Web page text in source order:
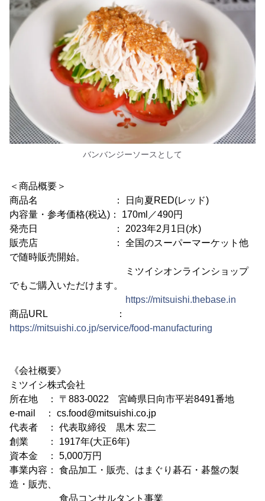
バンバンジーソースとして
＜商品概要＞
商品名 ： 日向夏RED(レッド)
内容量・参考価格(税込)： 170ml／490円
発売日 ： 2023年2月1日(水)
販売店 ： 全国のスーパーマーケット他
で随時販売開始。
ミツイシオンラインショップ
でもご購入いただけます。
https://mitsuishi.thebase.in
商品URL ：
https://mitsuishi.co.jp/service/food-manufacturing
《会社概要》
ミツイシ株式会社
所在地 ： 〒883-0022 宮崎県日向市平岩8491番地
e-mail ： cs.food@mitsuishi.co.jp
代表者 ： 代表取締役 黒木 宏二
創業 ： 1917年(大正6年)
資本金 ： 5,000万円
事業内容： 食品加工・販売、はまぐり碁石・碁盤の製
造・販売、
食品コンサルタント事業